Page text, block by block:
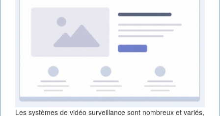
Les systèmes de vidéo surveillance sont nombreux et variés,